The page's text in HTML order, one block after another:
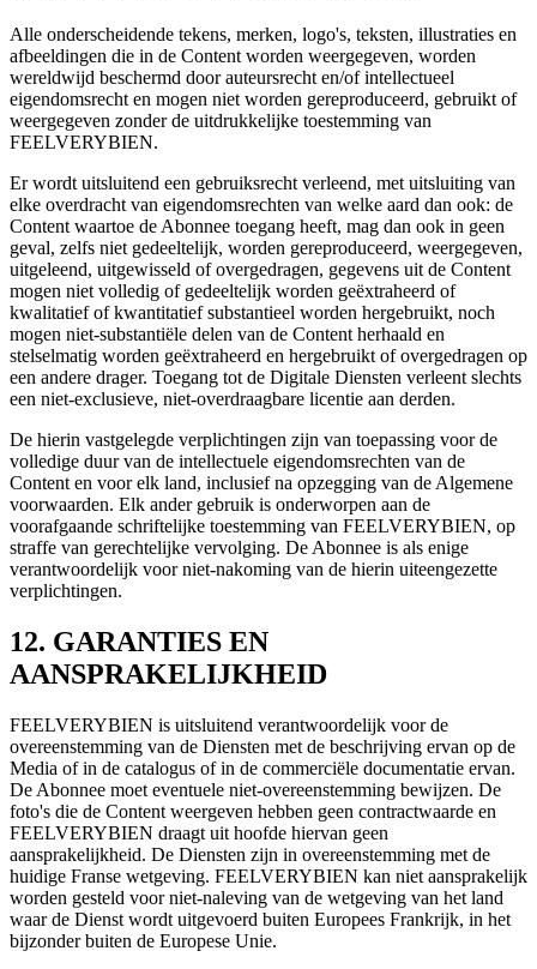
Alle onderscheidende tekens, merken, logo's, teksten, illustraties en
afbeeldingen die in de Content worden weergegeven, worden
wereldwijd beschermd door auteursrecht en/of intellectueel
eigendomsrecht en mogen niet worden gereproduceerd, gebruikt of
weergegeven zonder de uitdrukkelijke toestemming van
FEELVERYBIEN.
Er wordt uitsluitend een gebruiksrecht verleend, met uitsluiting van
elke overdracht van eigendomsrechten van welke aard dan ook: de
Content waartoe de Abonnee toegang heeft, mag dan ook in geen
geval, zelfs niet gedeeltelijk, worden gereproduceerd, weergegeven,
uitgeleend, uitgewisseld of overgedragen, gegevens uit de Content
mogen niet volledig of gedeeltelijk worden geëxtraheerd of
kwalitatief of kwantitatief substantieel worden hergebruikt, noch
mogen niet-substantiële delen van de Content herhaald en
stelselmatig worden geëxtraheerd en hergebruikt of overgedragen op
een andere drager. Toegang tot de Digitale Diensten verleent slechts
een niet-exclusieve, niet-overdraagbare licentie aan derden.
De hierin vastgelegde verplichtingen zijn van toepassing voor de
volledige duur van de intellectuele eigendomsrechten van de
Content en voor elk land, inclusief na opzegging van de Algemene
voorwaarden. Elk ander gebruik is onderworpen aan de
voorafgaande schriftelijke toestemming van FEELVERYBIEN, op
straffe van gerechtelijke vervolging. De Abonnee is als enige
verantwoordelijk voor niet-nakoming van de hierin uiteengezette
verplichtingen.
12. GARANTIES EN
AANSPRAKELIJKHEID
FEELVERYBIEN is uitsluitend verantwoordelijk voor de
overeenstemming van de Diensten met de beschrijving ervan op de
Media of in de catalogus of in de commerciële documentatie ervan.
De Abonnee moet eventuele niet-overeenstemming bewijzen. De
foto's die de Content weergeven hebben geen contractwaarde en
FEELVERYBIEN draagt uit hoofde hiervan geen
aansprakelijkheid. De Diensten zijn in overeenstemming met de
huidige Franse wetgeving. FEELVERYBIEN kan niet aansprakelijk
worden gesteld voor niet-naleving van de wetgeving van het land
waar de Dienst wordt uitgevoerd buiten Europees Frankrijk, in het
bijzonder buiten de Europese Unie.